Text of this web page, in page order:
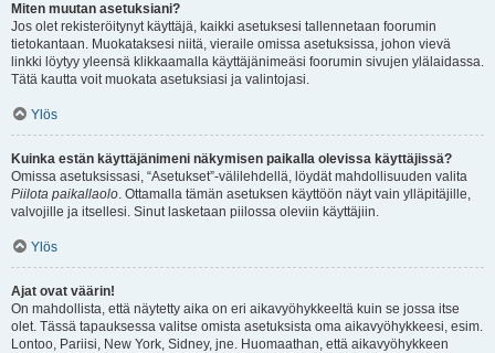
Miten muutan asetuksiani?
Jos olet rekisteröitynyt käyttäjä, kaikki asetuksesi tallennetaan foorumin
tietokantaan. Muokataksesi niitä, vieraile omissa asetuksissa, johon vievä
linkki löytyy yleensä klikkaamalla käyttäjänimeäsi foorumin sivujen ylälaidassa.
Tätä kautta voit muokata asetuksiasi ja valintojasi.
Ylös
Kuinka estän käyttäjänimeni näkymisen paikalla olevissa käyttäjissä?
Omissa asetuksissasi, “Asetukset”-välilehdellä, löydät mahdollisuuden valita
Piilota paikallaolo. Ottamalla tämän asetuksen käyttöön näyt vain ylläpitäjille,
valvojille ja itsellesi. Sinut lasketaan piilossa oleviin käyttäjiin.
Ylös
Ajat ovat väärin!
On mahdollista, että näytetty aika on eri aikavyöhykkeeltä kuin se jossa itse
olet. Tässä tapauksessa valitse omista asetuksista oma aikavyöhykkeesi, esim.
Lontoo, Pariisi, New York, Sidney, jne. Huomaathan, että aikavyöhykkeen